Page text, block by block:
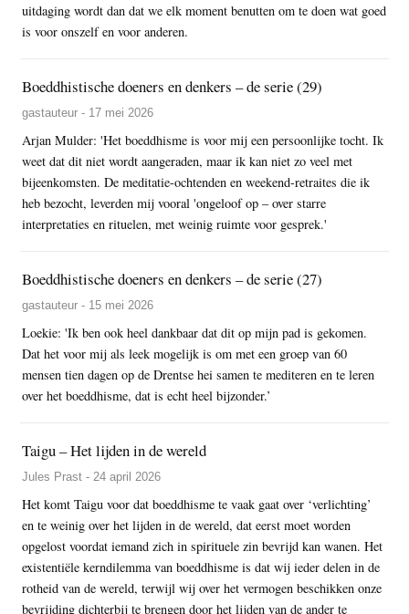
uitdaging wordt dan dat we elk moment benutten om te doen wat goed
is voor onszelf en voor anderen.
Boeddhistische doeners en denkers – de serie (29)
gastauteur - 17 mei 2026
Arjan Mulder: 'Het boeddhisme is voor mij een persoonlijke tocht. Ik
weet dat dit niet wordt aangeraden, maar ik kan niet zo veel met
bijeenkomsten. De meditatie-ochtenden en weekend-retraites die ik
heb bezocht, leverden mij vooral 'ongeloof op – over starre
interpretaties en rituelen, met weinig ruimte voor gesprek.'
Boeddhistische doeners en denkers – de serie (27)
gastauteur - 15 mei 2026
Loekie: 'Ik ben ook heel dankbaar dat dit op mijn pad is gekomen.
Dat het voor mij als leek mogelijk is om met een groep van 60
mensen tien dagen op de Drentse hei samen te mediteren en te leren
over het boeddhisme, dat is echt heel bijzonder.’
Taigu – Het lijden in de wereld
Jules Prast - 24 april 2026
Het komt Taigu voor dat boeddhisme te vaak gaat over ‘verlichting’
en te weinig over het lijden in de wereld, dat eerst moet worden
opgelost voordat iemand zich in spirituele zin bevrijd kan wanen. Het
existentiële kerndilemma van boeddhisme is dat wij ieder delen in de
rotheid van de wereld, terwijl wij over het vermogen beschikken onze
bevrijding dichterbij te brengen door het lijden van de ander te